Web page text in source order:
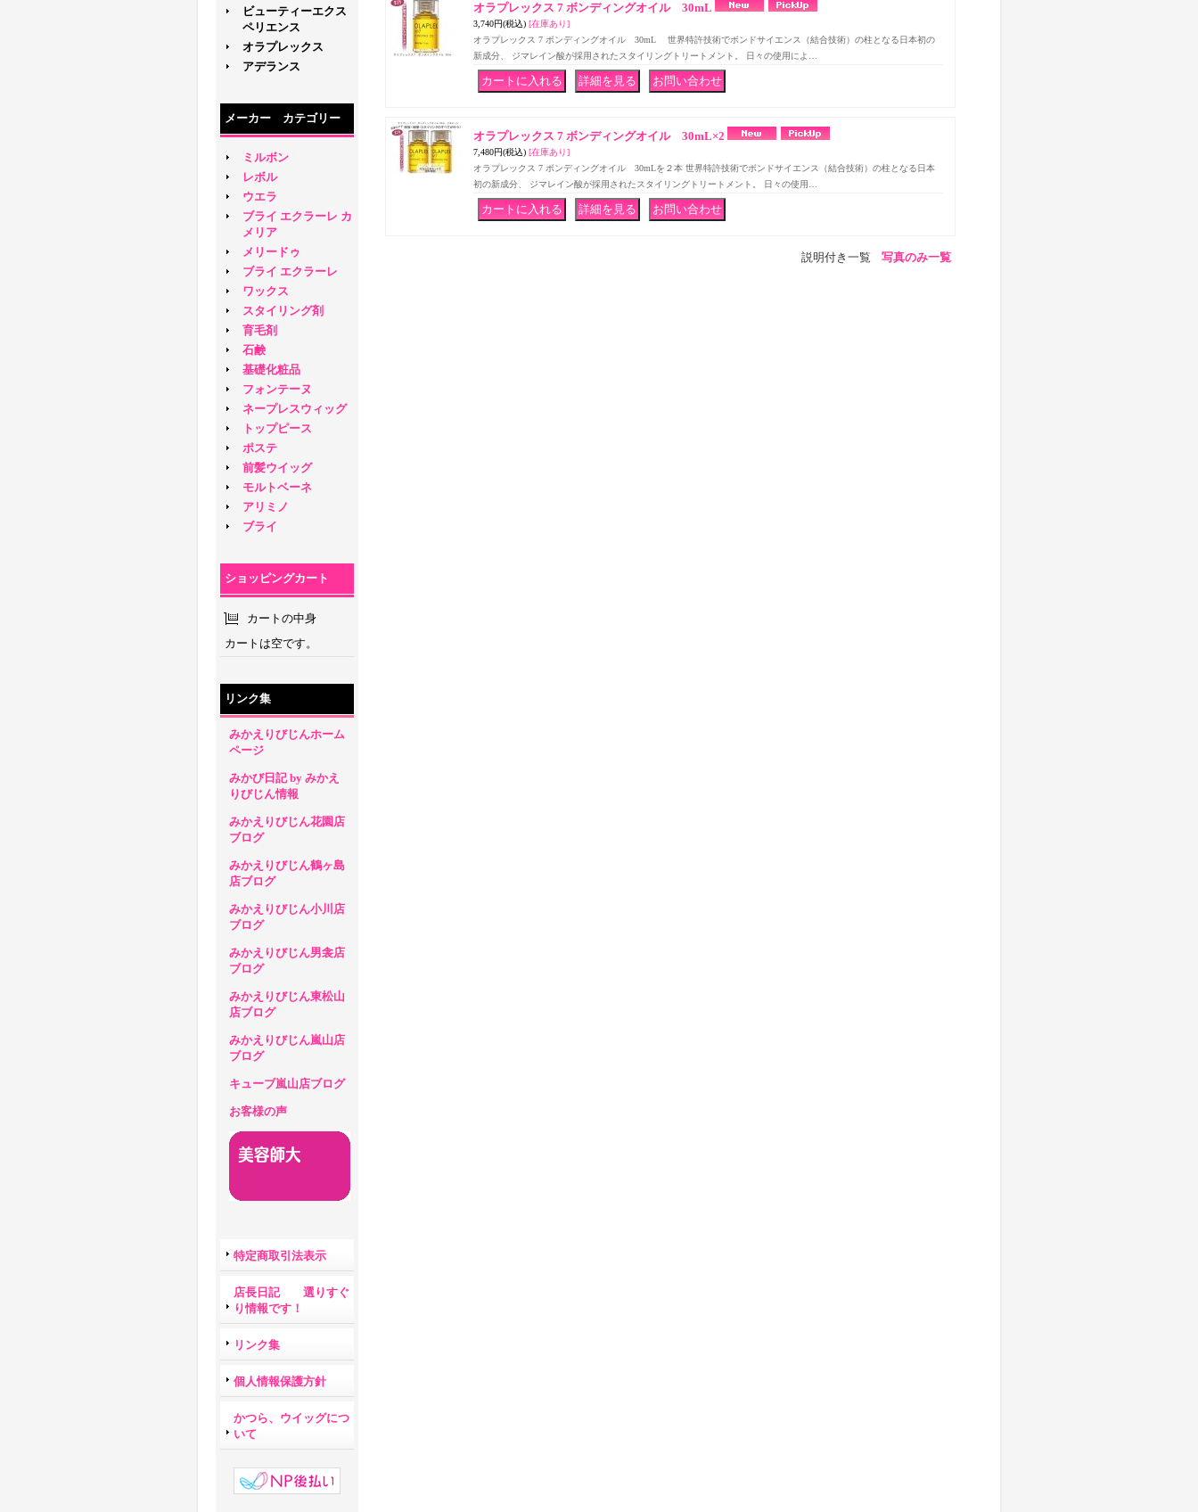
ビューティーエクス
ペリエンス
オラプレックス
アデランス
メーカー カテゴリー
ミルボン
レボル
ウエラ
ブライ エクラーレ カ
メリア
メリードゥ
ブライ エクラーレ
ワックス
スタイリング剤
育毛剤
石鹸
基礎化粧品
フォンテーヌ
ネープレスウィッグ
トップピース
ポステ
前髪ウイッグ
モルトベーネ
アリミノ
ブライ
ショッピングカート
カートの中身
カートは空です。
リンク集
みかえりびじんホーム
ページ
みかび日記 by みかえ
りびじん情報
みかえりびじん花園店
ブログ
みかえりびじん鶴ヶ島
店ブログ
みかえりびじん小川店
ブログ
みかえりびじん男衾店
ブログ
みかえりびじん東松山
店ブログ
みかえりびじん嵐山店
ブログ
キューブ嵐山店ブログ
お客様の声
特定商取引法表示
店長日記 選りすぐ
り情報です！
リンク集
個人情報保護方針
かつら、ウイッグにつ
いて
オラプレックス 7 ボンディングオイル 30mL
3,740円(税込) [在庫あり]
オラプレックス 7 ボンディングオイル 30mL 世界特許技術でボンドサイエンス（結合技術）の柱となる日本初の
新成分、 ジマレイン酸が採用されたスタイリングトリートメント。 日々の使用によ…
オラプレックス 7 ボンディングオイル 30mL×2
7,480円(税込) [在庫あり]
オラプレックス 7 ボンディングオイル 30mLを２本 世界特許技術でボンドサイエンス（結合技術）の柱となる日本
初の新成分、 ジマレイン酸が採用されたスタイリングトリートメント。 日々の使用…
説明付き一覧 写真のみ一覧